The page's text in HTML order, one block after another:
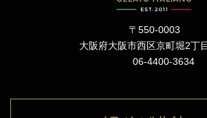
〒550-0003
大阪府大阪市西区京町堀2丁
06-4400-3634